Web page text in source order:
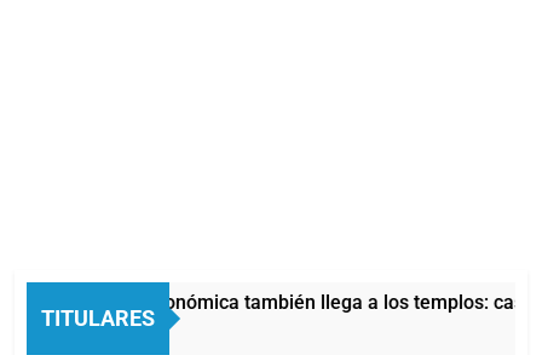
TITULARES
La crisis económica también llega a los templos: casi
3 Horas Atrás